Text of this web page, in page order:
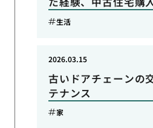
生活
古いドアチェーンの
テナンス
2026.03.15
家